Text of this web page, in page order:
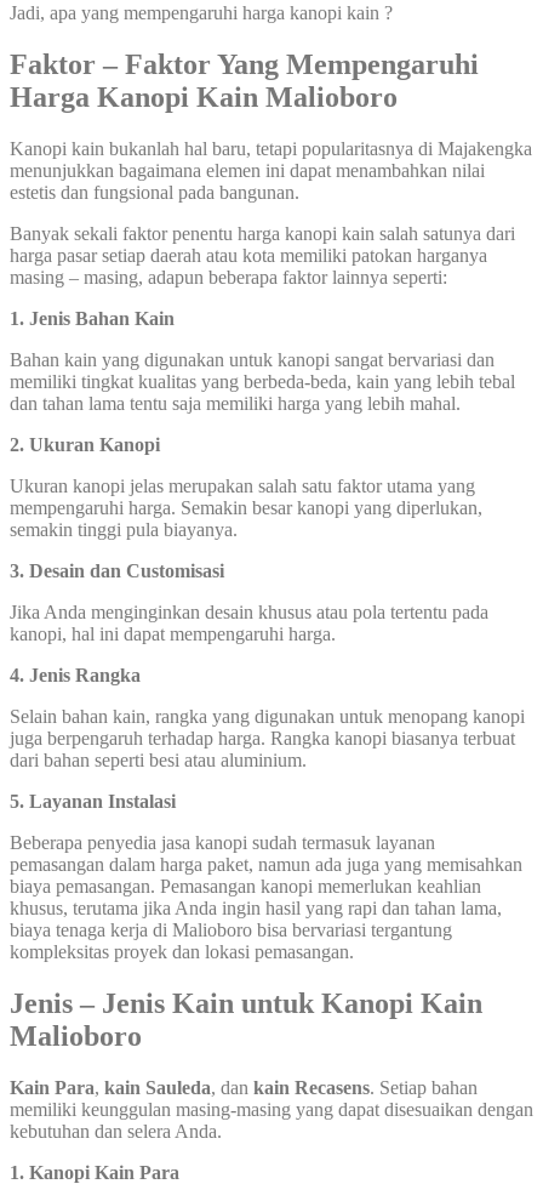
Jadi, apa yang mempengaruhi harga kanopi kain ?
Faktor – Faktor Yang Mempengaruhi
Harga Kanopi Kain Malioboro
Kanopi kain bukanlah hal baru, tetapi popularitasnya di Majakengka
menunjukkan bagaimana elemen ini dapat menambahkan nilai
estetis dan fungsional pada bangunan.
Banyak sekali faktor penentu harga kanopi kain salah satunya dari
harga pasar setiap daerah atau kota memiliki patokan harganya
masing – masing, adapun beberapa faktor lainnya seperti:
1. Jenis Bahan Kain
Bahan kain yang digunakan untuk kanopi sangat bervariasi dan
memiliki tingkat kualitas yang berbeda-beda, kain yang lebih tebal
dan tahan lama tentu saja memiliki harga yang lebih mahal.
2. Ukuran Kanopi
Ukuran kanopi jelas merupakan salah satu faktor utama yang
mempengaruhi harga. Semakin besar kanopi yang diperlukan,
semakin tinggi pula biayanya.
3. Desain dan Customisasi
Jika Anda menginginkan desain khusus atau pola tertentu pada
kanopi, hal ini dapat mempengaruhi harga.
4. Jenis Rangka
Selain bahan kain, rangka yang digunakan untuk menopang kanopi
juga berpengaruh terhadap harga. Rangka kanopi biasanya terbuat
dari bahan seperti besi atau aluminium.
5. Layanan Instalasi
Beberapa penyedia jasa kanopi sudah termasuk layanan
pemasangan dalam harga paket, namun ada juga yang memisahkan
biaya pemasangan. Pemasangan kanopi memerlukan keahlian
khusus, terutama jika Anda ingin hasil yang rapi dan tahan lama,
biaya tenaga kerja di Malioboro bisa bervariasi tergantung
kompleksitas proyek dan lokasi pemasangan.
Jenis – Jenis Kain untuk Kanopi Kain
Malioboro
Kain Para, kain Sauleda, dan kain Recasens. Setiap bahan
memiliki keunggulan masing-masing yang dapat disesuaikan dengan
kebutuhan dan selera Anda.
1. Kanopi Kain Para